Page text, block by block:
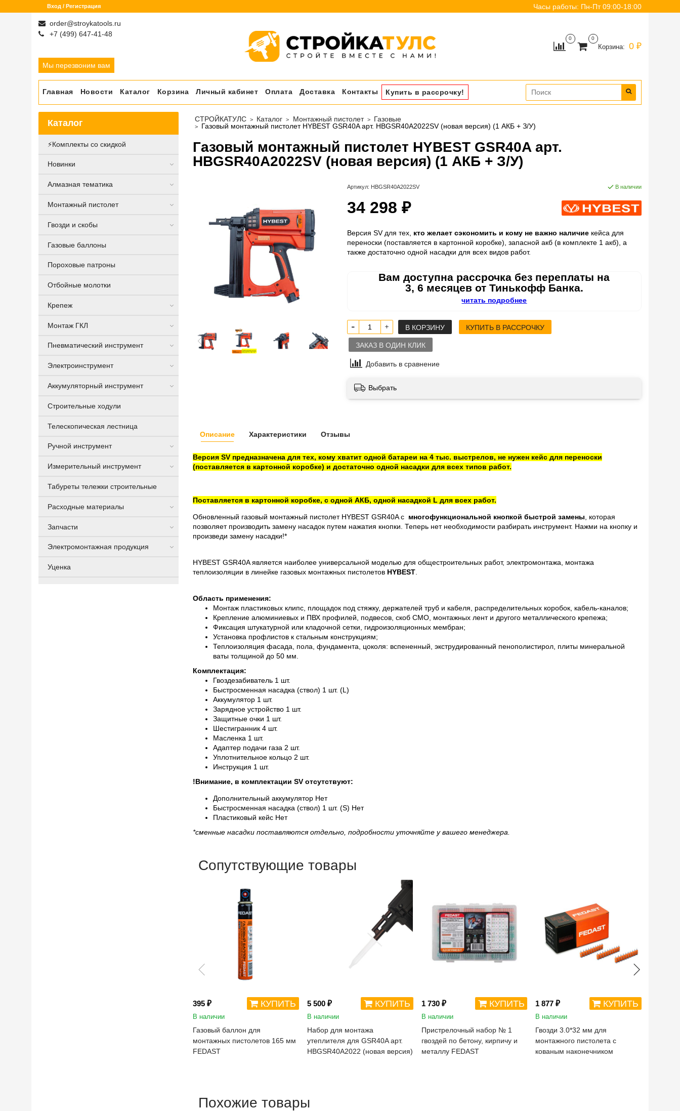
Вход / Регистрация Часы работы: Пн-Пт 09:00-18:00
order@stroykatools.ru
+7 (499) 647-41-48
Мы перезвоним вам
0 0
Корзина: 0 ₽
Главная Новости Каталог Корзина Личный кабинет Оплата Доставка Контакты Купить в рассрочку!
СТРОЙКАТУЛС Каталог Монтажный пистолет
Газовые
Газовый монтажный пистолет HYBEST GSR40A арт. HBGSR40A2022SV (новая версия) (1 АКБ + З/У)
Газовый монтажный пистолет HYBEST GSR40A арт.
HBGSR40A2022SV (новая версия) (1 АКБ + З/У)
Артикул: HBGSR40A2022SV В наличии
34 298 ₽
Версия SV для тех, кто желает сэкономить и кому не важно наличиекейса для
переноски (поставляется в картонной коробке), запасной акб (в комплекте 1 акб), а
также достаточно одной насадки для всех видов работ.
Вам доступна рассрочка без переплаты на
3, 6 месяцев от Тинькофф Банка.
читать подробнее
В КОРЗИНУ КУПИТЬ В РАССРОЧКУ
ЗАКАЗ В ОДИН КЛИК
Добавить в сравнение
Выбрать
Описание
Версия SV предназначена для тех, кому хватит одной батареи на 4 тыс. выстрелов, не нужен кейс для переноски
(поставляется в картонной коробке) и достаточно одной насадки для всех типов работ.
Поставляется в картонной коробке, с одной АКБ, одной насадкой L для всех работ.
Обновленный газовый монтажный пистолет HYBEST GSR40A с многофункциональной кнопкой быстрой замены , которая
позволяет производить замену насадок путем нажатия кнопки. Теперь нет необходимости разбирать инструмент. Нажми на кнопку и
произведи замену насадки!*
HYBEST GSR40A является наиболее универсальной моделью для общестроительных работ, электромонтажа, монтажа
теплоизоляции в линейке газовых монтажных пистолетов HYBEST
Область применения:
Монтаж пластиковых клипс, площадок под стяжку, держателей труб и кабеля, распределительных коробок, кабель-каналов;
Крепление алюминиевых и ПВХ профилей, подвесов, скоб СМО, монтажных лент и другого металлического крепежа;
Фиксация штукатурной или кладочной сетки, гидроизоляционных мембран;
Установка профлистов к стальным конструкциям;
Теплоизоляция фасада, пола, фундамента, цоколя: вспененный, экструдированный пенополистирол, плиты минеральной
ваты толщиной до 50 мм.
Комплектация:
Гвоздезабиватель 1 шт.
Быстросменная насадка (ствол) 1 шт. (L)
Аккумулятор 1 шт.
Зарядное устройство 1 шт.
Защитные очки 1 шт.
Шестигранник 4 шт.
Масленка 1 шт.
Адаптер подачи газа 2 шт.
Уплотнительное кольцо 2 шт.
Инструкция 1 шт.
!Внимание, в комплектации SV отсутствуют:
Дополнительный аккумулятор Нет
Быстросменная насадка (ствол) 1 шт. (S) Нет
Пластиковый кейс Нет
*сменные насадки поставляются отдельно, подробности уточняйте у вашего менеджера.
Характеристики Отзывы
Сопутствующие товары
395 ₽ КУПИТЬ
В наличии
Газовый баллон для
монтажных пистолетов 165 мм
FEDAST
5 500 ₽ КУПИТЬ
В наличии
Набор для монтажа
утеплителя для GSR40A арт.
HBGSR40A2022 (новая версия)
1 730 ₽ КУПИТЬ
В наличии
Пристрелочный набор № 1
гвоздей по бетону, кирпичу и
металлу FEDAST
1 877 ₽ КУПИТЬ
В наличии
Гвозди 3.0*32 мм для
монтажного пистолета с
кованым наконечником
Похожие товары
Каталог
⚡️Комплекты со скидкой
Новинки
Алмазная тематика
Монтажный пистолет
Гвозди и скобы
Газовые баллоны
Пороховые патроны
Отбойные молотки
Крепеж
Монтаж ГКЛ
Пневматический инструмент
Электроинструмент
Аккумуляторный инструмент
Строительные ходули
Телескопическая лестница
Ручной инструмент
Измерительный инструмент
Табуреты тележки строительные
Расходные материалы
Запчасти
Электромонтажная продукция
Уценка